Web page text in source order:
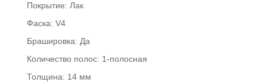
Покрытие: Лак
Фаска: V4
Брашировка: Да
Количество полос: 1-полосная
Толщина: 14 мм